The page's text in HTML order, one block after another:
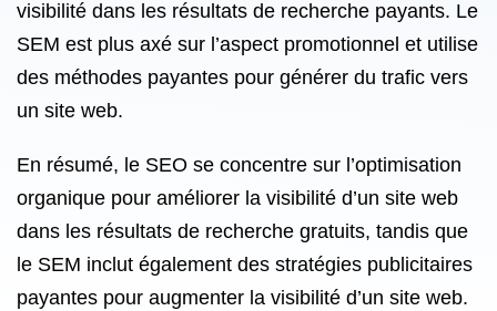
visibilité dans les résultats de recherche payants. Le
SEM est plus axé sur l’aspect promotionnel et utilise
des méthodes payantes pour générer du trafic vers
un site web.
En résumé, le SEO se concentre sur l’optimisation
organique pour améliorer la visibilité d’un site web
dans les résultats de recherche gratuits, tandis que
le SEM inclut également des stratégies publicitaires
payantes pour augmenter la visibilité d’un site web.